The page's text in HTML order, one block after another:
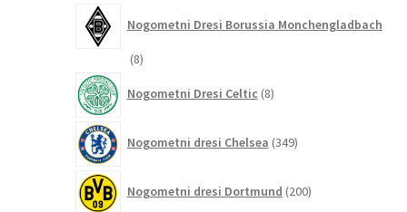
Nogometni Dresi Borussia Monchengladbach
88
Nogometni Dresi Celtic 8izdelkov
Nogometni dresi Chelsea 349izdelkov
Nogometni dresi Dortmund 200izdelkov